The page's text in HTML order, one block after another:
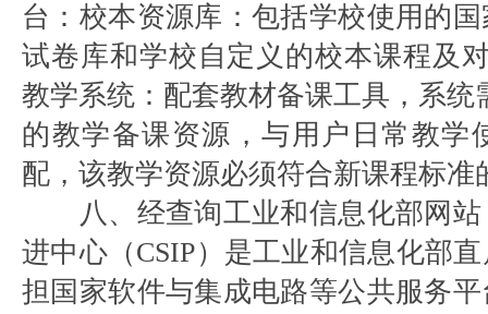
台：校本资源库：包括学校使用的
试卷库和学校自定义的校本课程及
教学系统：配套教材备课工具，系统
的教学备课资源，与用户日常教学
配，该教学资源必须符合新课程标准
八、经查询工业和信息化部网
进中心（CSIP）是工业和信息化部
担国家软件与集成电路等公共服务